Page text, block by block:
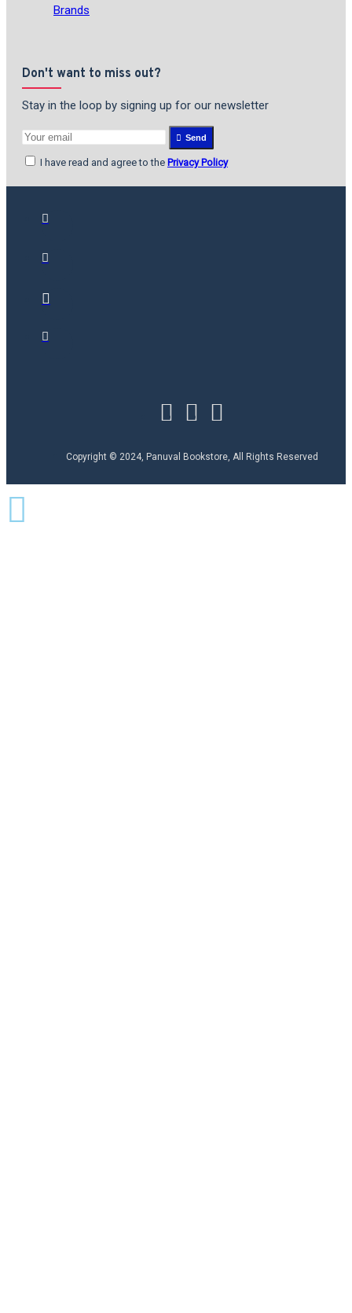
Brands
Don't want to miss out?
Stay in the loop by signing up for our newsletter
Send
I have read and agree to the Privacy Policy
Copyright © 2024, Panuval Bookstore, All Rights Reserved